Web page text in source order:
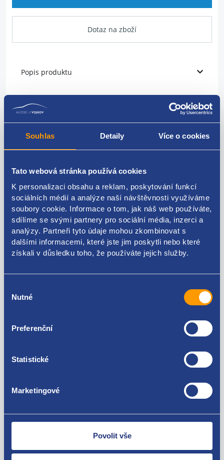
Souhlas Detaily Více o cookies
Tato webová stránka používá cookies
K personalizaci obsahu a reklam, poskytování funkcí
sociálních médií a analýze naší návštěvnosti využíváme
soubory cookie. Informace o tom, jak náš web používáte,
sdílíme se svými partnery pro sociální média, inzerci a
analýzy. Partneři tyto údaje mohou zkombinovat s
dalšími informacemi, které jste jim poskytli nebo které
získali v důsledku toho, že používáte jejich služby.
souhlasu
Nutné
Preferenční
Statistické
Marketingové
Povolit vše
Dotaz na zboží
Popis produktu
Pojistková skříňka
typ: s 50A relé
Fiat číslo: 46796534 46846105 46796541 51732865
Kódy produktu
46796534 46846105 46796541 51732865 51759553
Použitelné pro vozy
Fiat Stilo 1.4 16V
Nejste spokojeni? Vyřešíme to!
zakoupení. Nebo vám pošleme náhradu.